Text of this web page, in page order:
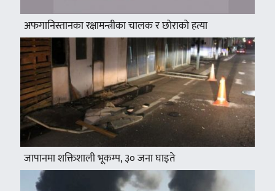
अफगानिस्तानका रक्षामन्त्रीका चालक र छोराको हत्या
जापानमा शक्तिशाली भूकम्प, ३० जना घाइते